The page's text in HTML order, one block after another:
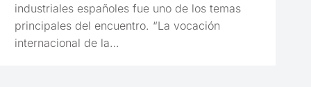
industriales españoles fue uno de los temas
principales del encuentro. “La vocación
internacional de la…